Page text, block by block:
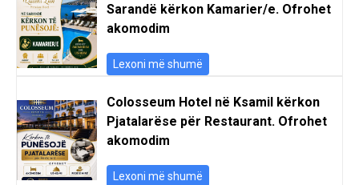
Sarandë kërkon Kamarier/e. Ofrohet
akomodim
Lexoni më shumë
Colosseum Hotel në Ksamil kërkon
Pjatalarëse për Restaurant. Ofrohet
akomodim
Lexoni më shumë